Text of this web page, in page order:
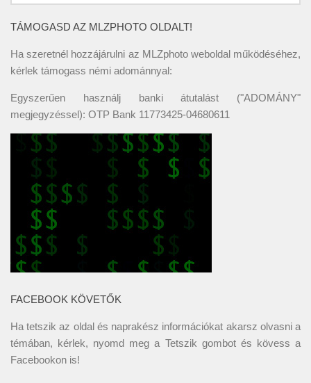
TÁMOGASD AZ MLZPHOTO OLDALT!
Ha szeretnél hozzájárulni az MLZphoto weboldal működéséhez,
kérlek támogass némi adománnyal:
Egyszerűen használj banki átutalást ("ADOMÁNY"
megjegyzéssel): OTP Bank 11773425-04680611
FACEBOOK KÖVETŐK
Ha tetszik az oldal és naprakész információkat akarsz olvasni a
témában, kérlek, nyomd meg a Tetszik gombot és kövess a
Facebookon is!